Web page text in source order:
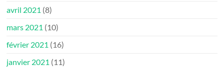
avril 2021 (8)
mars 2021 (10)
février 2021 (16)
janvier 2021 (11)